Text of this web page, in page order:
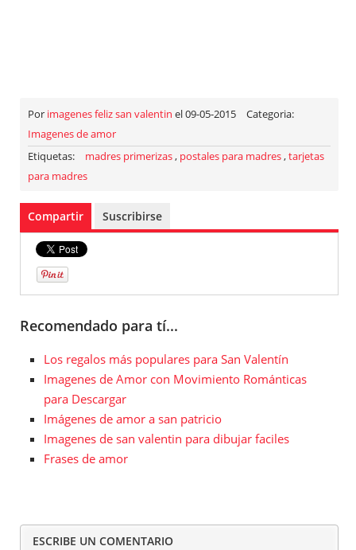
Por imagenes feliz san valentin el 09-05-2015
Categoria:
Imagenes de amor
Etiquetas:
madres primerizas, postales para madres,tarjetas
para madres
Compartir Suscribirse
Recomendado para tí...
Los regalos más populares para San Valentín
Imagenes de Amor con Movimiento Románticas
para Descargar
Imágenes de amor a san patricio
Imagenes de san valentin para dibujar faciles
Frases de amor
ESCRIBE UN COMENTARIO